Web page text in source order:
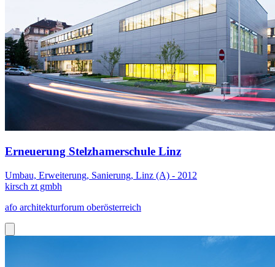
Erneuerung Stelzhamerschule Linz
Umbau, Erweiterung, Sanierung, Linz (A) - 2012
kirsch zt gmbh
afo architekturforum oberösterreich